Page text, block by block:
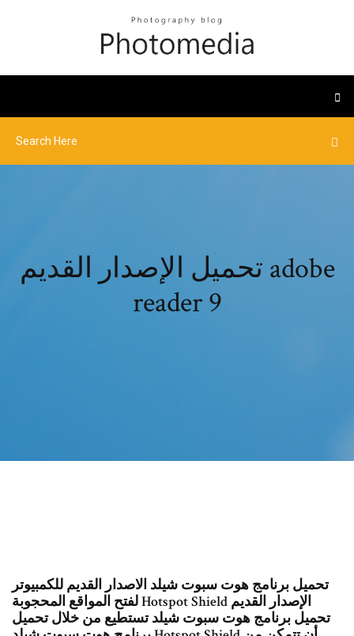
تحميل الإصدار القديم adobe
reader 9
تحميل برنامج هوت سبوت شيلد الاصدار القديم للكمبيوتر
لفتح المواقع المحجوبة Hotspot Shield الإصدار القديم
تحميل برنامج هوت سبوت شيلد تستطيع من خلال تحميل